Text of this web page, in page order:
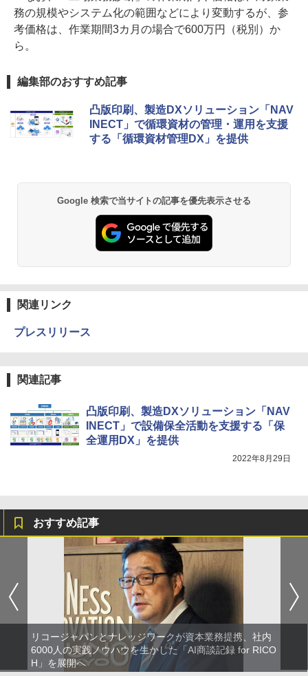
務の規模やシステム化の範囲などにより変動するが、参
考価格は、作業期間3カ月の場合で600万円（税別）か
ら。
編集部のおすすめ記事
凸版印刷、製造DXソリューション「NAV
INECT」で循環資材の管理・運用を支援
する「循環資材管理DX」を提供
Google 検索で当サイトの記事を優先表示させる
関連リンク
プレスリリース
関連記事
凸版印刷、製造DXソリューション「NAV
INECT」で設備保全活動を支援する「保
全運用DX」を提供
2022年8月29日
おすすめ記事
リコージャパンとナレッジワークが資本業務提携、社内
6000人の実践ノウハウを生かした「AI商談記録 for RICO
H」を展開へ